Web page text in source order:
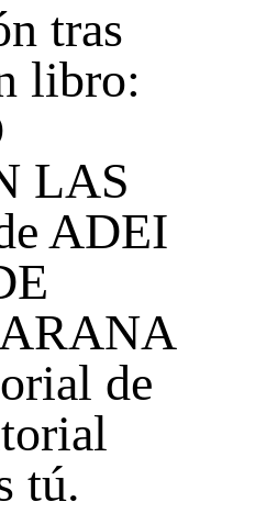
tras
libro:
LAS
ADEI
de
tú.